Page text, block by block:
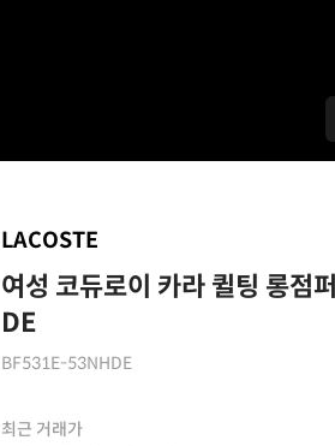
LACOSTE
여성 코듀로이 카라 퀼팅 롱
DE
BF531E-53NHDE
최근 거래가